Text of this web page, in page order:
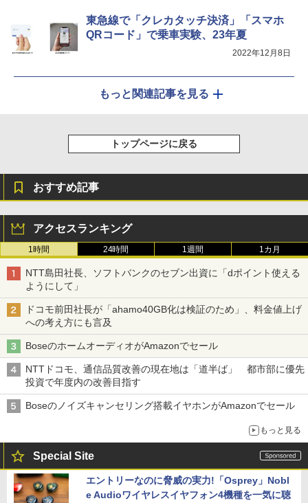
東急線で「クレカタッチ決済」「スマホ
QRコード」で乗車実験、23年夏
2022年12月8日
もっと関連記事を見る
トップページに戻る
おすすめ記事
アクセスランキング
1時間 24時間 1週間 1カ月
NTT島田社長、ソフトバンクのセブン出資に「dポイント使える
ようにして」
ドコモ前田社長が「ahamo40GB化は検証のため」、料金値上げ
への考え方にも言及
BoseのホームオーディオがAmazonでセール
NTTドコモ、通信品質改善の現在地は「道半ば」 都市部に優先
投資で年度内の改善目指す
Boseのノイズキャンセリング搭載イヤホンがAmazonでセール
もっと見る
Special Site
エントリーなのに脅威の実力!「Osprey」Nobl
e Audioワイヤレスイヤフォン4機種を一気に聴